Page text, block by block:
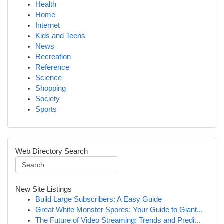
Health
Home
Internet
Kids and Teens
News
Recreation
Reference
Science
Shopping
Society
Sports
Web Directory Search
New Site Listings
Build Large Subscribers: A Easy Guide
Great White Monster Spores: Your Guide to Giant...
The Future of Video Streaming: Trends and Predi...